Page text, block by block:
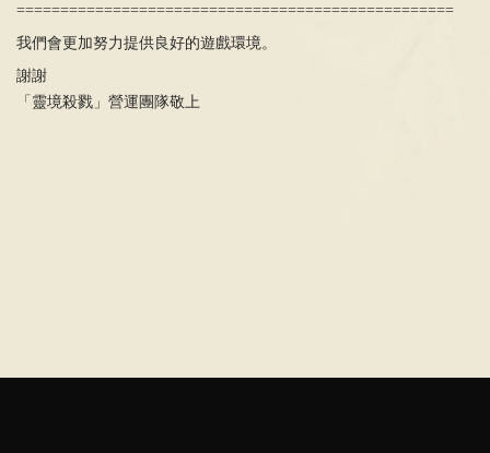
==================================================
我們會更加努力提供良好的遊戲環境。
謝謝
「靈境殺戮」營運團隊敬上